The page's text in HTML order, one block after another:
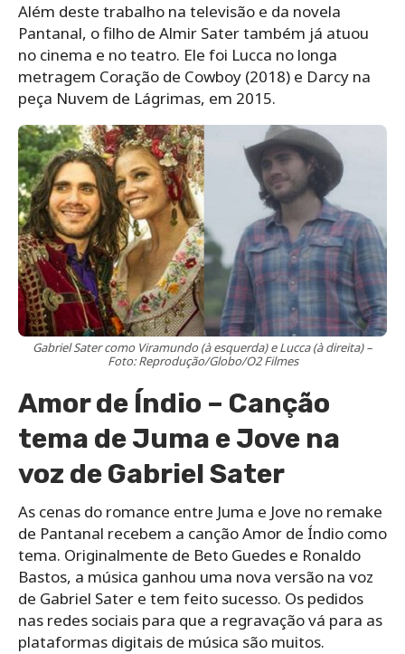
Além deste trabalho na televisão e da novela
Pantanal, o filho de Almir Sater também já atuou
no cinema e no teatro. Ele foi Lucca no longa
metragem Coração de Cowboy (2018) e Darcy na
peça Nuvem de Lágrimas, em 2015.
Gabriel Sater como Viramundo (à esquerda) e Lucca (à direita) –
Foto: Reprodução/Globo/O2 Filmes
Amor de Índio – Canção
tema de Juma e Jove na
voz de Gabriel Sater
As cenas do romance entre Juma e Jove no remake
de Pantanal recebem a canção Amor de Índio como
tema. Originalmente de Beto Guedes e Ronaldo
Bastos, a música ganhou uma nova versão na voz
de Gabriel Sater e tem feito sucesso. Os pedidos
nas redes sociais para que a regravação vá para as
plataformas digitais de música são muitos.